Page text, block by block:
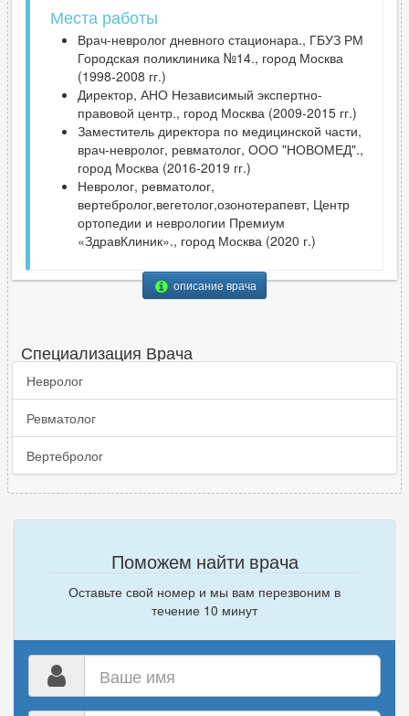
Места работы
Врач-невролог дневного стационара., ГБУЗ РМ
Городская поликлиника №14., город Москва
(1998-2008 гг.)
Директор, АНО Независимый экспертно-
правовой центр., город Москва (2009-2015 гг.)
Заместитель директора по медицинской части,
врач-невролог, ревматолог, ООО "НОВОМЕД".,
город Москва (2016-2019 гг.)
Невролог, ревматолог,
вертебролог,вегетолог,озонотерапевт, Центр
ортопедии и неврологии Премиум
«ЗдравКлиник»., город Москва (2020 г.)
описание врача
Специализация Врача
Невролог
Ревматолог
Вертебролог
Поможем найти врача
Оставьте свой номер и мы вам перезвоним в
течение 10 минут